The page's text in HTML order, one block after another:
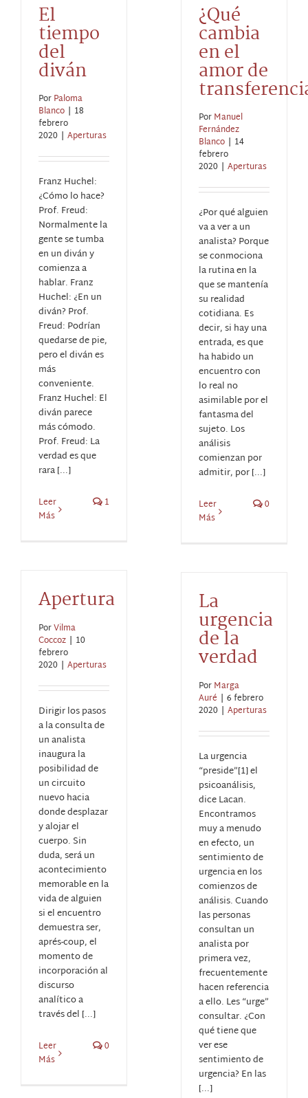
El
tiempo
del
diván
PorPaloma
Blanco | 18
febrero
2020 | Aperturas
Franz Huchel:
¿Cómo lo hace?
Prof. Freud:
Normalmente la
gente se tumba
en un diván y
comienza a
hablar. Franz
Huchel: ¿En un
diván? Prof.
Freud: Podrían
quedarse de pie,
pero el diván es
más
conveniente.
Franz Huchel: El
diván parece
más cómodo.
Prof. Freud: La
verdad es que
rara [...]
Leer
Más
1
¿Qué
cambia
en el
amor de
PorManuel
Fernández
Blanco | 14
febrero
2020 | Aperturas
¿Por qué alguien
va a ver a un
analista? Porque
se conmociona
la rutina en la
que se mantenía
su realidad
cotidiana. Es
decir, si hay una
entrada, es que
ha habido un
encuentro con
lo real no
asimilable por el
fantasma del
sujeto. Los
análisis
comienzan por
admitir, por [...]
Leer
Más
0
Apertura
PorVilma
Coccoz | 10
febrero
2020 | Aperturas
Dirigir los pasos
a la consulta de
un analista
inaugura la
posibilidad de
un circuito
nuevo hacia
donde desplazar
y alojar el
cuerpo. Sin
duda, será un
acontecimiento
memorable en la
vida de alguien
si el encuentro
demuestra ser,
aprés-coup, el
momento de
incorporación al
discurso
analítico a
través del [...]
Leer
Más
0
La
urgencia
de la
verdad
PorMarga
Auré | 6 febrero
2020 | Aperturas
La urgencia
“preside”[1] el
psicoanálisis,
dice Lacan.
Encontramos
muy a menudo
en efecto, un
sentimiento de
urgencia en los
comienzos de
análisis. Cuando
las personas
consultan un
analista por
primera vez,
frecuentemente
hacen referencia
a ello. Les “urge”
consultar. ¿Con
qué tiene que
ver ese
sentimiento de
urgencia? En las
[...]